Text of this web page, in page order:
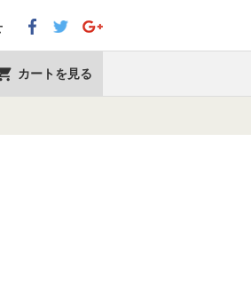
カートを見る